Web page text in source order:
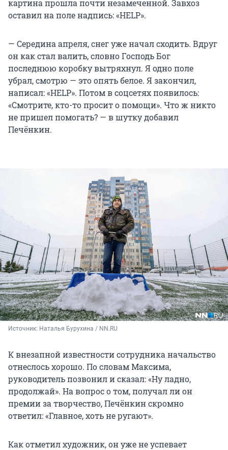
картина прошла почти незамеченной. Завхоз
оставил на поле надпись: «HELP».
— Середина апреля, снег уже начал сходить. Вдруг
он как стал валить, словно Господь Бог
последнюю коробку вытряхнул. Я одно поле
убрал, смотрю — это опять белое. Я закончил,
написал: «HELP». Потом в соцсетях появилось:
«Смотрите, кто-то просит о помощи». Что ж никто
не пришел помогать? — в шутку добавил
Печёнкин.
Источник: Наталья Бурухина / NN.RU
К внезапной известности сотрудника начальство
отнеслось хорошо. По словам Максима,
руководитель позвонил и сказал: «Ну ладно,
продолжай». На вопрос о том, получал ли он
премии за творчество, Печёнкин скромно
ответил: «Главное, хоть не ругают».
Как отметил художник, он уже не успевает